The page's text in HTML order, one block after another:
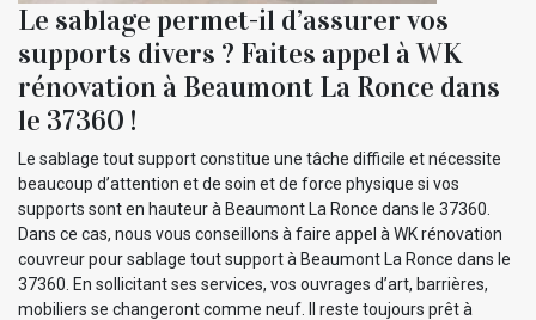
Le sablage permet-il d’assurer vos
supports divers ? Faites appel à WK
rénovation à Beaumont La Ronce dans
le 37360 !
Le sablage tout support constitue une tâche difficile et nécessite
beaucoup d’attention et de soin et de force physique si vos
supports sont en hauteur à Beaumont La Ronce dans le 37360.
Dans ce cas, nous vous conseillons à faire appel à WK rénovation
couvreur pour sablage tout support à Beaumont La Ronce dans le
37360. En sollicitant ses services, vos ouvrages d’art, barrières,
mobiliers se changeront comme neuf. Il reste toujours prêt à